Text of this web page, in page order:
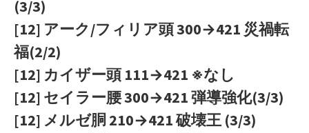
(3/3)
[12] アーク/フィリア頭 300→421 災禍転
福(2/2)
[12] カイザー頭 111→421 ※なし
[12] セイラー腰 300→421 弾導強化(3/3)
[12] メルゼ胴 210→421 破壊王 (3/3)